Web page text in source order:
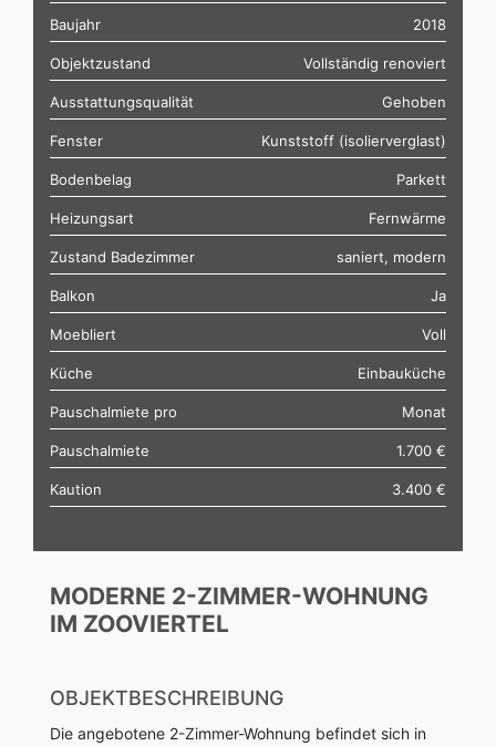
Baujahr 2018
Objektzustand Vollständig renoviert
Ausstattungsqualität Gehoben
Fenster Kunststoff (isolierverglast)
Bodenbelag Parkett
Heizungsart Fernwärme
Zustand Badezimmer saniert, modern
Balkon Ja
Moebliert Voll
Küche Einbauküche
Pauschalmiete pro Monat
Pauschalmiete 1.700 €
Kaution 3.400 €
MODERNE 2-ZIMMER-WOHNUNG
IM ZOOVIERTEL
OBJEKTBESCHREIBUNG
Die angebotene 2-Zimmer-Wohnung befindet sich in